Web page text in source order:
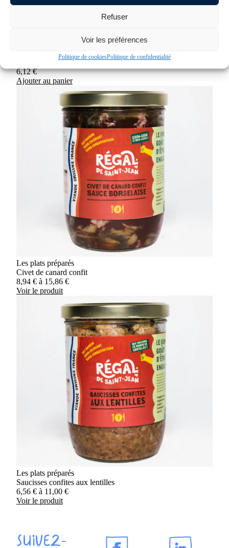
Refuser
Voir les préférences
Politique de cookiesPolitique de confidentialité
Les plats préparés
Haricots cuisines a la tomate
6,12€
Ajouter au panier
Les plats préparés
Civet de canard confit
8,94 € à 15,86 €
Voir le produit
Les plats préparés
Saucisses confites aux lentilles
6,56 € à 11,00 €
Voir le produit
Suivez-